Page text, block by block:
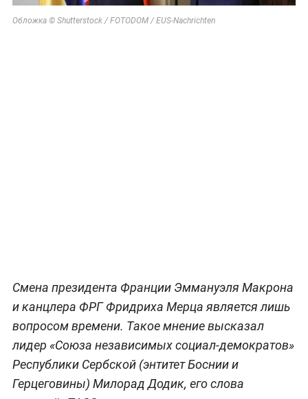
Обложка © Shutterstock / FOTODOM / EUS-Nachrichten
Смена президента Франции Эммануэля Макрона
и канцлера ФРГ Фридриха Мерца является лишь
вопросом времени. Такое мнение высказал
лидер «Союза независимых социал-демократов»
Республики Сербской (энтитет Боснии и
Герцеговины) Милорад Додик, его слова